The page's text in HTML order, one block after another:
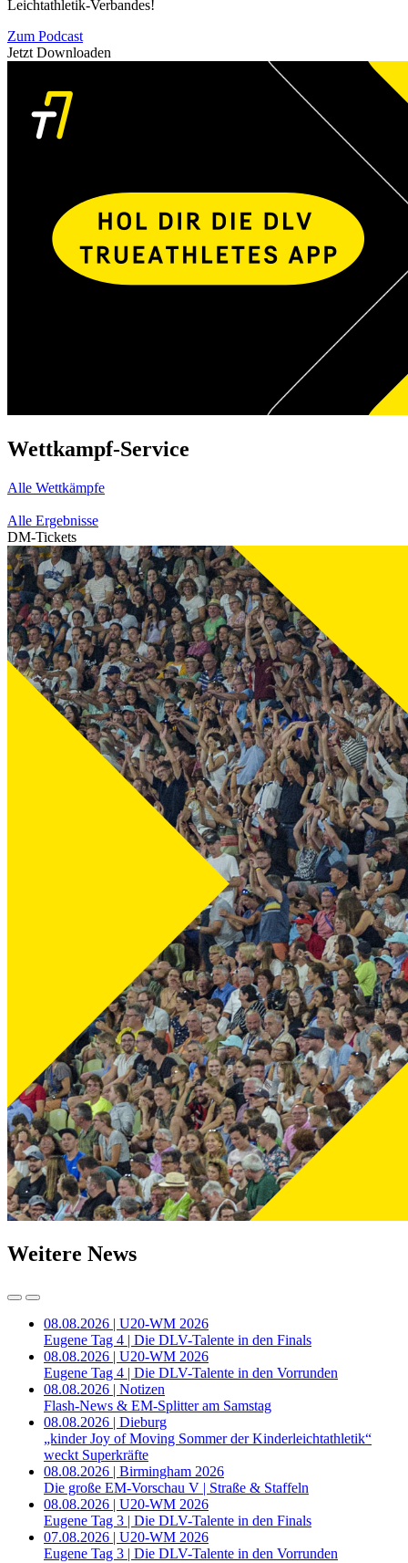
Leichtathletik-Verbandes!
Zum Podcast
Jetzt Downloaden
Wettkampf-Service
Alle Wettkämpfe
Alle Ergebnisse
DM-Tickets
Weitere News
08.08.2026 | U20-WM 2026
Eugene Tag 4 | Die DLV-Talente in den Finals
08.08.2026 | U20-WM 2026
Eugene Tag 4 | Die DLV-Talente in den Vorrunden
08.08.2026 | Notizen
Flash-News & EM-Splitter am Samstag
08.08.2026 | Dieburg
„kinder Joy of Moving Sommer der Kinderleichtathletik“
weckt Superkräfte
08.08.2026 | Birmingham 2026
Die große EM-Vorschau V | Straße & Staffeln
08.08.2026 | U20-WM 2026
Eugene Tag 3 | Die DLV-Talente in den Finals
07.08.2026 | U20-WM 2026
Eugene Tag 3 | Die DLV-Talente in den Vorrunden